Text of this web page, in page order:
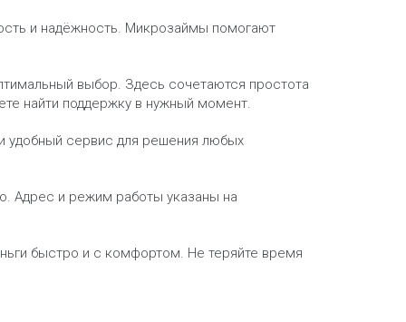
и надёжность. Микрозаймы помогают
выбор. Здесь сочетаются простота
найти поддержку в нужный момент.
удобный сервис для решения любых
Адрес и режим работы указаны на
быстро и с комфортом. Не теряйте время